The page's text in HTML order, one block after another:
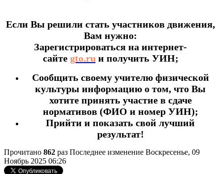
Если Вы решили стать участников движения,
Вам нужно:
Зарегистрироваться на интернет-
сайте gto.ruи получить УИН;
Сообщить своему учителю физической
культуры информацию о том, что Вы
хотите принять участие в сдаче
нормативов (ФИО и номер УИН);
Прийти и показать свой лучший
результат!
Прочитано 862 раз Последнее изменение Воскресенье, 09
Ноябрь 2025 06:26